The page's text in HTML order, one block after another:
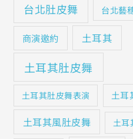
台北肚皮舞 台北藝
商演邀約 土耳其
土耳其肚皮舞
土耳其肚皮舞表演 土耳
土耳其風肚皮舞 土耳